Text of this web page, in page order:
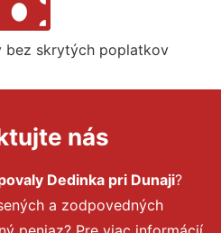
bez skrytých poplatkov
nás
Dedinka pri Dunaji?
a zodpovedných